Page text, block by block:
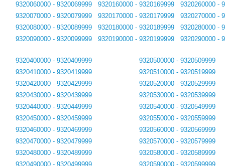
9320060000 - 9320069999
9320070000 - 9320079999
9320080000 - 9320089999
9320090000 - 9320099999
9320160000 - 9320169999
9320170000 - 9320179999
9320180000 - 9320189999
9320190000 - 9320199999
9320260000 -
9320270000 -
9320280000 -
9320290000 -
9320400000 - 9320409999
9320410000 - 9320419999
9320420000 - 9320429999
9320430000 - 9320439999
9320440000 - 9320449999
9320450000 - 9320459999
9320460000 - 9320469999
9320470000 - 9320479999
9320480000 - 9320489999
9320490000 - 9320499999
9320500000 - 9320509999
9320510000 - 9320519999
9320520000 - 9320529999
9320530000 - 9320539999
9320540000 - 9320549999
9320550000 - 9320559999
9320560000 - 9320569999
9320570000 - 9320579999
9320580000 - 9320589999
9320590000 - 9320599999